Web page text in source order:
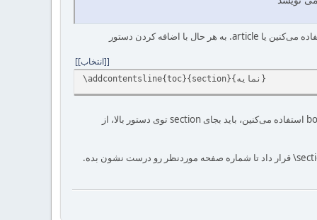
[انتخاب]
\addcontentsline{toc}{‎section‎}{نمایه}‎‎
‎ قبل از دستور ‎\printindex‎ می‌تونین کلمه نمایه رو توی فهرست مطالب داشته باشین. دقت کنین که اگه از کلاس ‎book‎ استفاده می‌کنین‏، باید بجای ‎section‎ توی دستور بالا‏، از
پ.ن۱: به طور کلی توی یه سند‏، دستور ‎‎\addcontentsline رو همیشه باید بعد از دستوراتی مثل *chapter\ و یا ‎\section*‎ قرار داد تا شماره صفحه موردنظر رو درست نشون بده.